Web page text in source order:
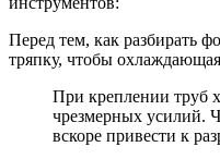
Перед тем, как разбирать
тряпку, чтобы
При креплении труб
чрезмерных усилий.
вскоре привести к